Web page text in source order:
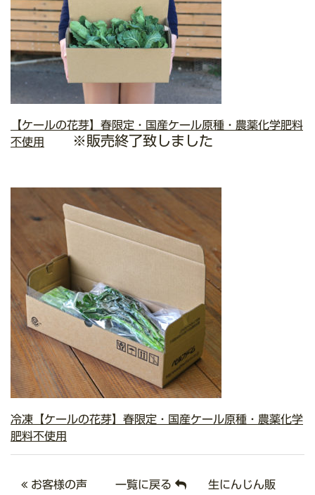
【ケールの花芽】春限定・国産ケール原種・農薬化学肥料
不使用
※販売終了致しました
冷凍【ケールの花芽】春限定・国産ケール原種・農薬化学
肥料不使用
お客様の声
一覧に戻る
生にんじん販